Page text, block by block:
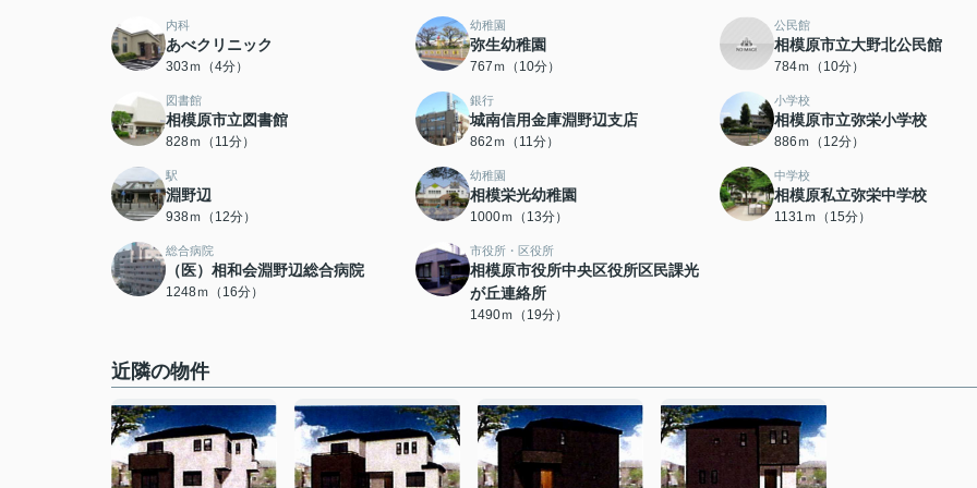
内科
あべクリニック
303ｍ（4分）
幼稚園
弥生幼稚園
767ｍ（10分）
公民館
相模原市立大野北公民館
784ｍ（10分）
図書館
相模原市立図書館
828ｍ（11分）
銀行
城南信用金庫淵野辺支店
862ｍ（11分）
小学校
相模原市立弥栄小学校
886ｍ（12分）
駅
淵野辺
938ｍ（12分）
幼稚園
相模栄光幼稚園
1000ｍ（13分）
中学校
相模原私立弥栄中学校
1131ｍ（15分）
総合病院
（医）相和会淵野辺総合病院
1248ｍ（16分）
市役所・区役所
相模原市役所中央区役所区民課光
が丘連絡所
1490ｍ（19分）
近隣の物件